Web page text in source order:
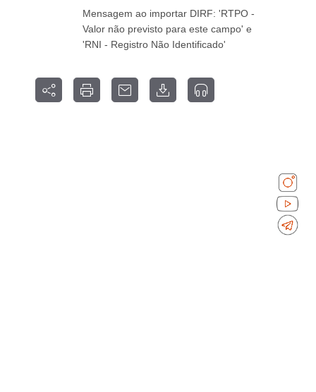
Mensagem ao importar DIRF: 'RTPO -
Valor não previsto para este campo' e
'RNI - Registro Não Identificado'